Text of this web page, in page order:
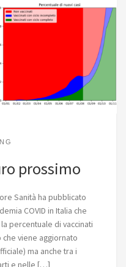
prossimo
Sanità ha pubblicato
COVID in Italia che
percentuale di vaccinati
viene aggiornato
ma anche tra i
e nelle […]